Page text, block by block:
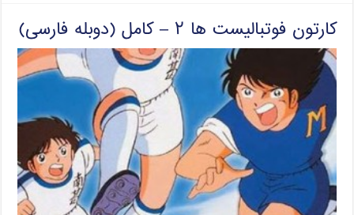
کارتون فوتبالیست ها ۲ – کامل (دوبله فارسی)